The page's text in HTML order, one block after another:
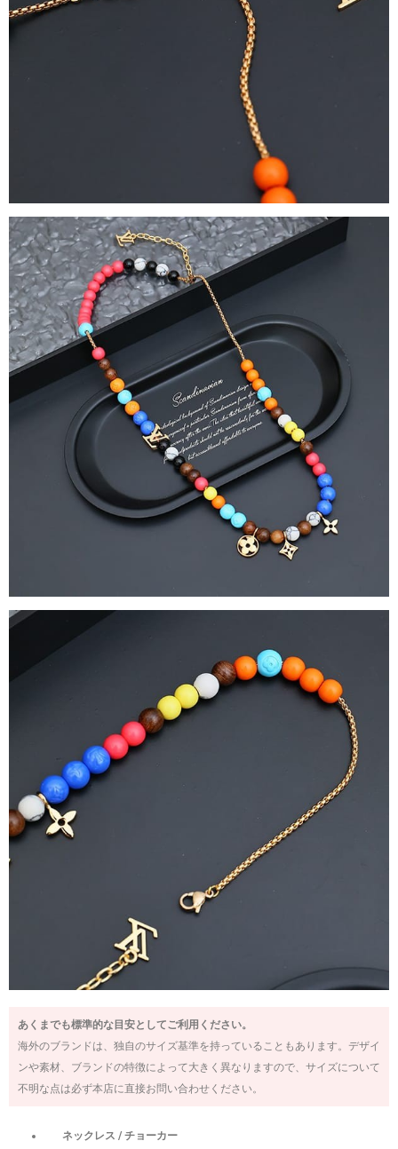
あくまでも標準的な目安としてご利用ください。
海外のブランドは、独自のサイズ基準を持っていることもあります。デザイ
ンや素材、ブランドの特徴によって大きく異なりますので、サイズについて
不明な点は必ず本店に直接お問い合わせください。
ネックレス / チョーカー